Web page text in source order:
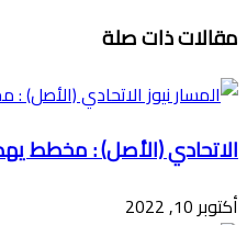
عبر
البريد
مقالات ذات صلة
الاتحادي (الأصل) : مخطط
أكتوبر 10, 2022